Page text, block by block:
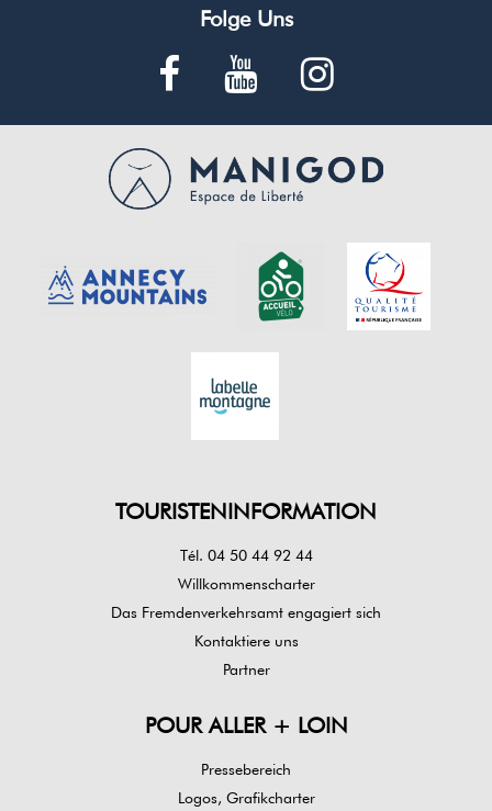
Folge Uns
TOURISTENINFORMATION
Tél. 04 50 44 92 44
Willkommenscharter
Das Fremdenverkehrsamt engagiert sich
Kontaktiere uns
Partner
POUR ALLER + LOIN
Pressebereich
Logos, Grafikcharter